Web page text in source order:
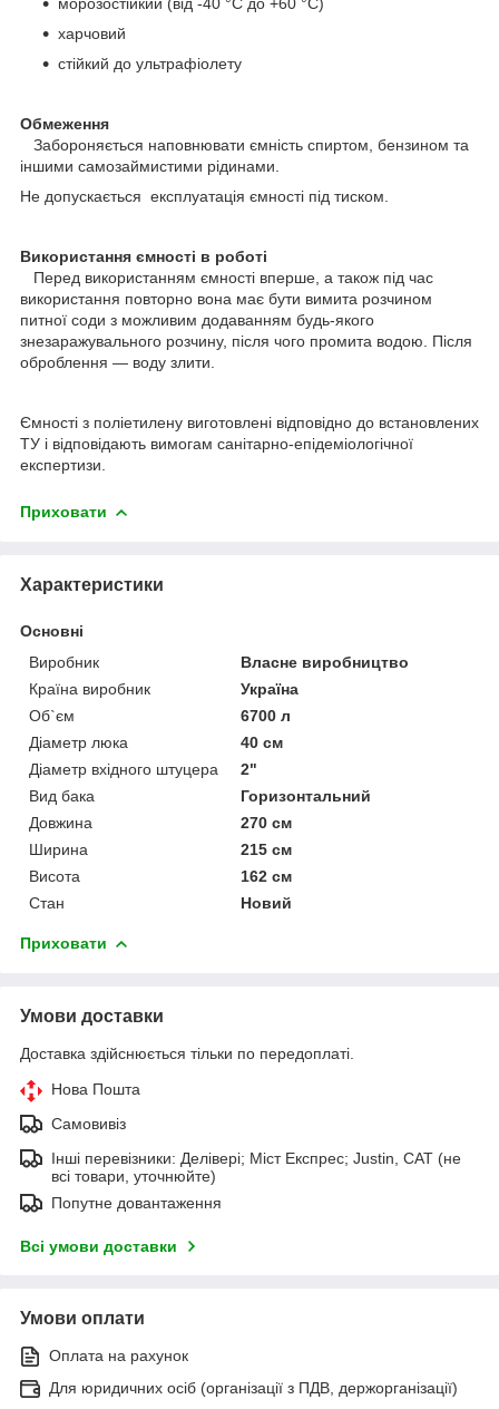
харчовий
стійкий до ультрафіолету
Обмеження
Забороняється наповнювати ємність спиртом, бензином та
іншими самозаймистими рідинами.
Не допускається експлуатація ємності під тиском.
Використання ємності в роботі
Перед використанням ємності вперше, а також під час
використання повторно вона має бути вимита розчином
питної соди з можливим додаванням будь-якого
знезаражувального розчину, після чого промита водою. Після
оброблення — воду злити.
Ємності з поліетилену виготовлені відповідно до встановлених
ТУ і відповідають вимогам санітарно-епідеміологічної
експертизи.
Приховати
Характеристики
Основні
Виробник
Власне виробництво
Країна виробник
Україна
Об`єм
6700 л
Діаметр люка
40 см
Діаметр вхідного штуцера
2"
Вид бака
Горизонтальний
Довжина
270 см
Ширина
215 см
Висота
162 см
Стан
Новий
Приховати
Умови доставки
Доставка здійснюється тільки по передоплаті.
Нова Пошта
Самовивіз
Інші перевізники: Делівері; Міст Експрес; Justin, САТ (не
всі товари, уточнюйте)
Попутне довантаження
Всі умови доставки
Умови оплати
Оплата на рахунок
Для юридичних осіб (організації з ПДВ, держорганізації)